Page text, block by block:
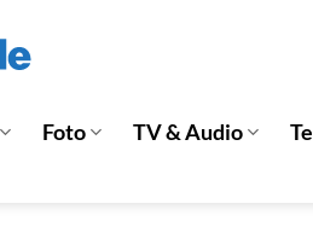
Foto TV & Audio